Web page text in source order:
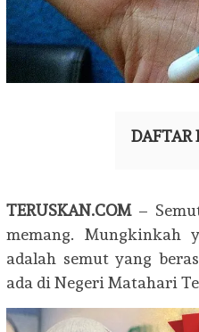
DAFTAR
TERUSKAN.COM–
memang. Mungkinkah
adalah semut yang
ada di Negeri Matahari